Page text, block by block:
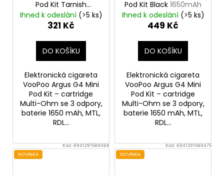
Pod Kit Tarnish
1650mAh
Ihned k odeslání (>5 ks)
321 Kč
DO KOŠÍKU
Elektronická cigareta
VooPoo Argus G4 Mini
Pod Kit – cartridge
Multi-Ohm se 3 odpory,
baterie 1650 mAh, MTL,
RDL...
Pod Kit Black 1650mAh
Ihned k odeslání (>5 ks)
449 Kč
DO KOŠÍKU
Elektronická cigareta
VooPoo Argus G4 Mini
Pod Kit – cartridge
Multi-Ohm se 3 odpory,
baterie 1650 mAh, MTL,
RDL...
Kód:6941291589468
NOVINKA
Kód:6941291589475
NOVINKA